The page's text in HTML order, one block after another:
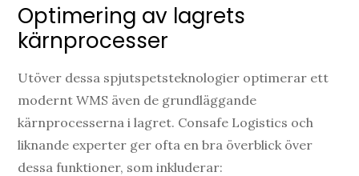
Optimering av lagrets
kärnprocesser
Utöver dessa spjutspetsteknologier optimerar ett
modernt WMS även de grundläggande
kärnprocesserna i lagret. Consafe Logistics och
liknande experter ger ofta en bra överblick över
dessa funktioner, som inkluderar: